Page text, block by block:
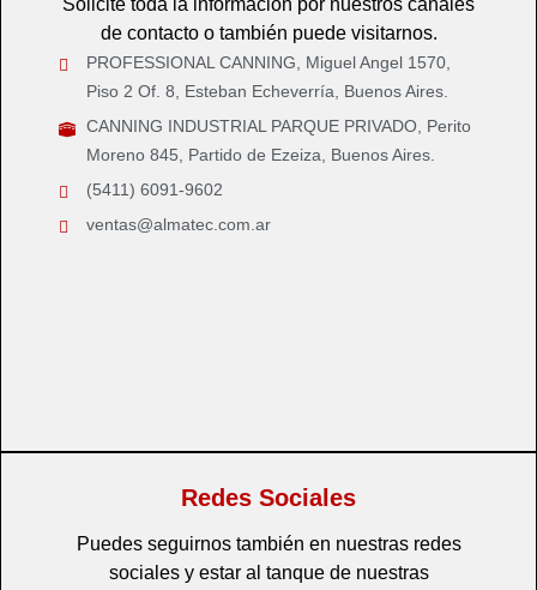
Solicite toda la información por nuestros canales
de contacto o también puede visitarnos.
PROFESSIONAL CANNING, Miguel Angel 1570,
Piso 2 Of. 8, Esteban Echeverría, Buenos Aires.
CANNING INDUSTRIAL PARQUE PRIVADO, Perito
Moreno 845, Partido de Ezeiza, Buenos Aires.
(5411) 6091-9602
ventas@almatec.com.ar
Redes Sociales
Puedes seguirnos también en nuestras redes
sociales y estar al tanque de nuestras